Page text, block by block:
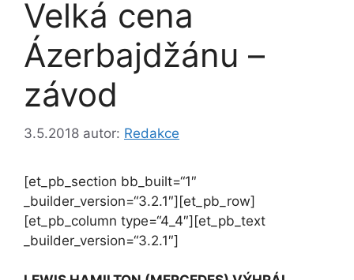
Velká cena
Ázerbajdžánu –
závod
3.5.2018 autor: Redakce
[et_pb_section bb_built=“1″
_builder_version=“3.2.1″][et_pb_row]
[et_pb_column type=“4_4″][et_pb_text
_builder_version=“3.2.1″]